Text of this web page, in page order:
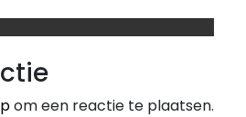
om een reactie te plaatsen.